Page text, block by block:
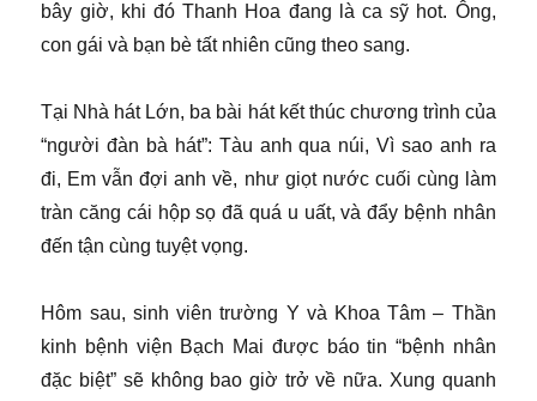
bây giờ, khi đó Thanh Hoa đang là ca sỹ hot. Ông,
con gái và bạn bè tất nhiên cũng theo sang.
Tại Nhà hát Lớn, ba bài hát kết thúc chương trình của
“người đàn bà hát”: Tàu anh qua núi, Vì sao anh ra
đi, Em vẫn đợi anh về, như giọt nước cuối cùng làm
tràn căng cái hộp sọ đã quá u uất, và đẩy bệnh nhân
đến tận cùng tuyệt vọng.
Hôm sau, sinh viên trường Y và Khoa Tâm – Thần
kinh bệnh viện Bạch Mai được báo tin “bệnh nhân
đặc biệt” sẽ không bao giờ trở về nữa. Xung quanh